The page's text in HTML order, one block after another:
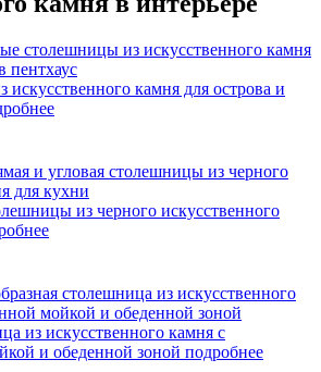
камня для острова и
из черного искусственного
из искусственного камня с
и обеденной зоной подробнее